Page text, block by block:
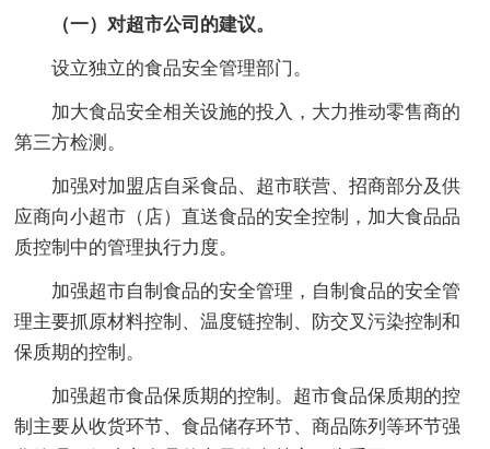
（一）对超市公司的建议。
设立独立的食品安全管理部门。
加大食品安全相关设施的投入，大力推动零售商的
第三方检测。
加强对加盟店自采食品、超市联营、招商部分及供
应商向小超市（店）直送食品的安全控制，加大食品品
质控制中的管理执行力度。
加强超市自制食品的安全管理，自制食品的安全管
理主要抓原材料控制、温度链控制、防交叉污染控制和
保质期的控制。
加强超市食品保质期的控制。超市食品保质期的控
制主要从收货环节、食品储存环节、商品陈列等环节强